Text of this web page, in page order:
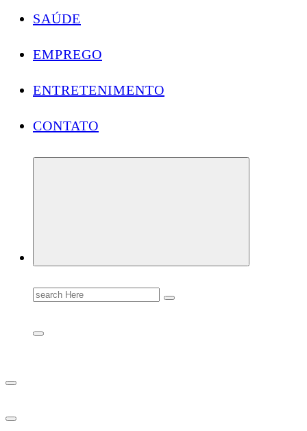
SAÚDE
EMPREGO
ENTRETENIMENTO
CONTATO
Search
for: